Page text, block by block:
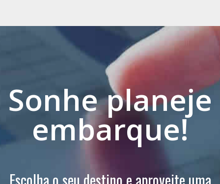
Sonhe planeje
embarque!